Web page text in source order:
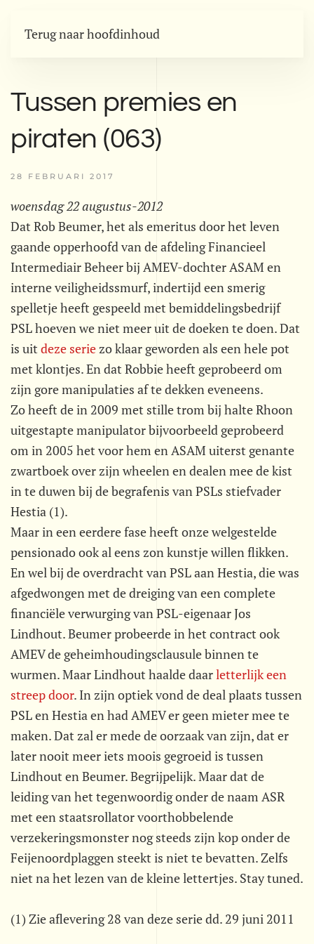
Terug naar hoofdinhoud
Tussen premies en
piraten (063)
28 FEBRUARI 2017
woensdag 22 augustus-2012
Dat Rob Beumer, het als emeritus door het leven
gaande opperhoofd van de afdeling Financieel
Intermediair Beheer bij AMEV-dochter ASAM en
interne veiligheidssmurf, indertijd een smerig
spelletje heeft gespeeld met bemiddelingsbedrijf
PSL hoeven we niet meer uit de doeken te doen. Dat
is uit deze seriezo klaar geworden als een hele pot
met klontjes. En dat Robbie heeft geprobeerd om
zijn gore manipulaties af te dekken eveneens.
Zo heeft de in 2009 met stille trom bij halte Rhoon
uitgestapte manipulator bijvoorbeeld geprobeerd
om in 2005 het voor hem en ASAM uiterst genante
zwartboek over zijn wheelen en dealen mee de kist
in te duwen bij de begrafenis van PSLs stiefvader
Hestia (1).
Maar in een eerdere fase heeft onze welgestelde
pensionado ook al eens zon kunstje willen flikken.
En wel bij de overdracht van PSL aan Hestia, die was
afgedwongen met de dreiging van een complete
financiële verwurging van PSL-eigenaar Jos
Lindhout. Beumer probeerde in het contract ook
AMEV de geheimhoudingsclausule binnen te
wurmen. Maar Lindhout haalde daarletterlijk een
streep door. In zijn optiek vond de deal plaats tussen
PSL en Hestia en had AMEV er geen mieter mee te
maken. Dat zal er mede de oorzaak van zijn, dat er
later nooit meer iets moois gegroeid is tussen
Lindhout en Beumer. Begrijpelijk. Maar dat de
leiding van het tegenwoordig onder de naam ASR
met een staatsrollator voorthobbelende
verzekeringsmonster nog steeds zijn kop onder de
Feijenoordplaggen steekt is niet te bevatten. Zelfs
niet na het lezen van de kleine lettertjes. Stay tuned.
(1) Zie aflevering 28 van deze serie dd. 29 juni 2011